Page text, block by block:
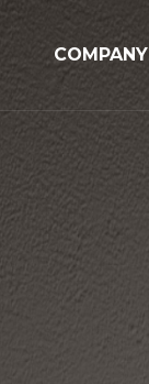
COMPANY
인증현황
오시는길